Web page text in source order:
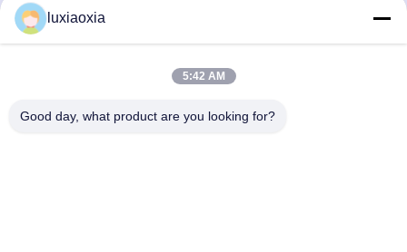
এবং নির্ভুল গতির জন্য সুক্ষ্মভাবে তৈরি
জিরকোনিয়া সিরামিক
luxiaoxia
5:42 AM
Good day, what product are you looking for?